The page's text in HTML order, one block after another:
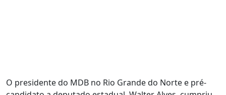
O presidente do MDB no Rio Grande do Norte e pré-